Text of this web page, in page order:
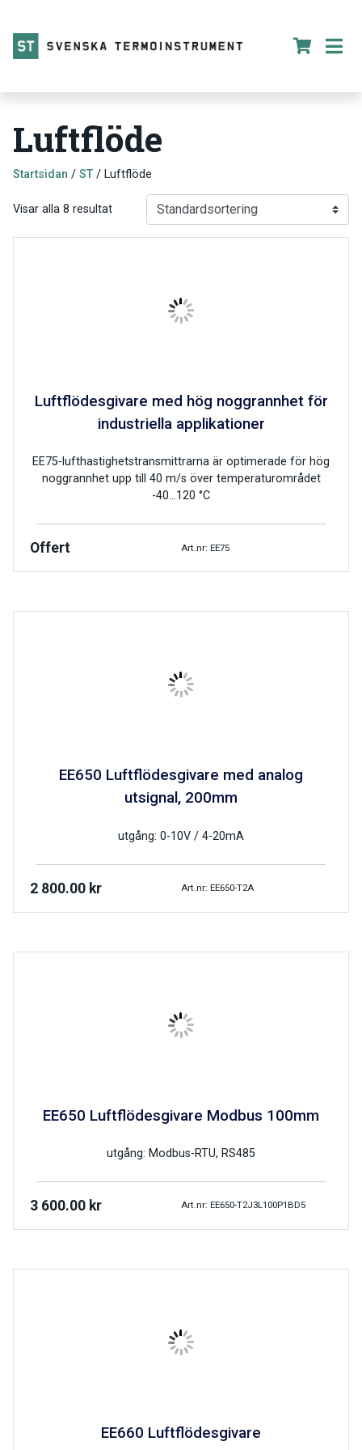
Luftflöde
Startsidan / ST / Luftflöde
Visar alla 8 resultat
Luftflödesgivare med hög noggrannhet för
industriella applikationer
EE75-lufthastighetstransmittrarna är optimerade för hög
noggrannhet upp till 40 m/s över temperaturområdet
-40…120 °C
Offert Art.nr: EE75
EE650 Luftflödesgivare med analog
utsignal, 200mm
utgång: 0-10V / 4-20mA
2 800.00 kr Art.nr: EE650-T2A
EE650 Luftflödesgivare Modbus 100mm
utgång: Modbus-RTU, RS485
3 600.00 kr Art.nr: EE650-T2J3L100P1BD5
EE660 Luftflödesgivare